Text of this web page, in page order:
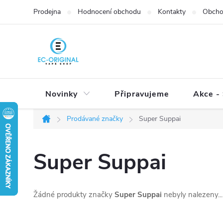
Prodejna Hodnocení obchodu Kontakty
Novinky Připravujeme Akce -
Domů
Prodávané značky Super Suppai
Super Suppai
Žádné produkty značkySuper Suppai nebyly nalezeny...